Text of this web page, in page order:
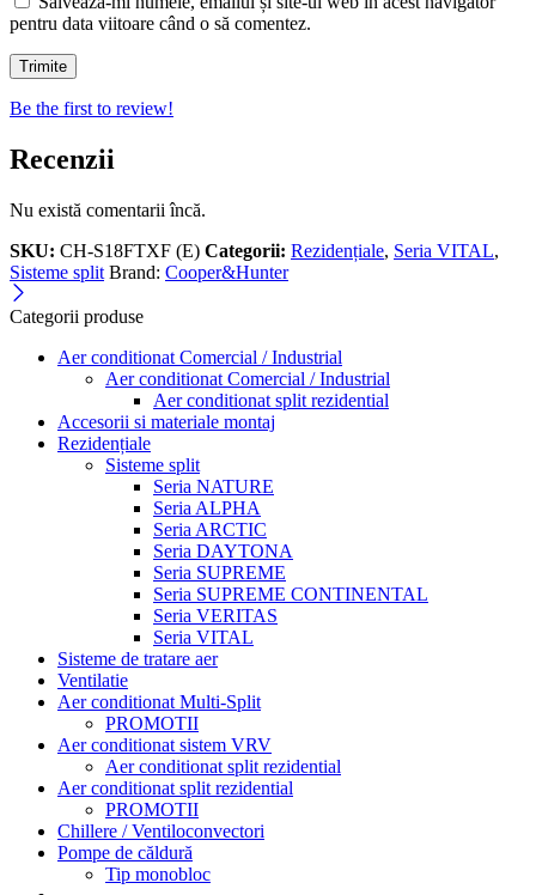
pentru data viitoare când o să comentez.
Be the first to review!
Recenzii
Nu există comentarii încă.
SKU: CH-S18FTXF (E) Categorii: Rezidențiale, Seria VITAL,
Sisteme split Brand: Cooper&Hunter
Categorii produse
Aer conditionat Comercial / Industrial
Aer conditionat Comercial / Industrial
Aer conditionat split rezidential
Accesorii si materiale montaj
Rezidențiale
Sisteme split
Seria NATURE
Seria ALPHA
Seria ARCTIC
Seria DAYTONA
Seria SUPREME
Seria SUPREME CONTINENTAL
Seria VERITAS
Seria VITAL
Sisteme de tratare aer
Ventilatie
Aer conditionat Multi-Split
PROMOTII
Aer conditionat sistem VRV
Aer conditionat split rezidential
Aer conditionat split rezidential
PROMOTII
Chillere / Ventiloconvectori
Pompe de căldură
Tip monobloc